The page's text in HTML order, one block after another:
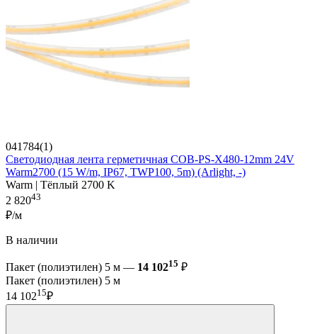
041784(1)
Светодиодная лента герметичная COB-PS-X480-12mm 24V
Warm2700 (15 W/m, IP67, TWP100, 5m) (Arlight, -)
Warm | Тёплый 2700 K
2 82043
₽/м
В наличии
Пакет (полиэтилен) 5 м — 14 10215 ₽
Пакет (полиэтилен) 5 м
14 10215₽